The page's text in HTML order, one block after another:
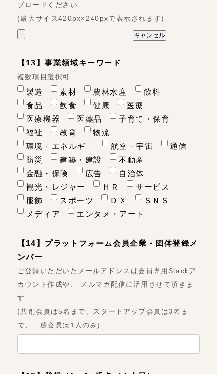
プロードください
(最大サイズ420px×240pxで表示されます)
【13】事業領域キーワード
複数項目選択可
製造 素材 農林水産
飲料
食品
飲食 健康
医療
医療機器
医薬品
子育て・保育
福祉
教育
物流
環境・エネルギー
航空・宇宙
通信
防災
建築・建設
不動産
金融・保険
広告
自治体
観光・レジャー
ＨＲ
サービス
服飾
スポーツ ＤＸ
ＳＮＳ
メディア
エンタメ・アート
【14】プラットフォーム会員企業・団体登録メ
ンバー
ご登録いただいたメールアドレスは会員専用Slackア
カウント作成や、 メルマガ配信に活用させて頂きま
す
(共創会員は5名まで、スタートアップ会員は3名ま
で、一般会員は1人のみ)